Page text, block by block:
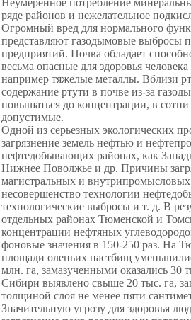
Неумеренное потребление
ряде районов и нежелательное
Огромный вред для нормального
представляют газодымовые
предприятий. Почва обладает
весьма опасные для здоровья
например тяжелые металлы. Вблизи
содержание ртути в почве из-за
повышаться до концентрации, в
допустимые.
Одной из серьезных экологических
загрязнение земель нефтью и
нефтедобывающих районах, как
Нижнее Поволжье и др. Причины
магистральных и
несовершенство технологии
технологические выбросы и т. д. В
отдельных районах Тюменской и
концентрации нефтяных
фоновые значения в 150-250 раз. На
площади оленьих пастбищ
млн. га, замазученными оказались 30
Сибири выявлено свыше 20 тыс. га,
толщиной слоя не менее пяти
Значительную угрозу для здоровья